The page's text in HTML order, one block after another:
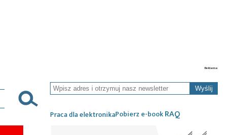
Wyślij
Praca dla elektronikaPobierz e-bookRAQ